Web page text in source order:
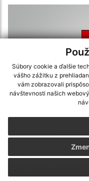
Súbory cookie a ďalšie
vášho zážitku z
vám zobrazovali
návštevnosti našich
30.11.2022
Návrh rozpočtu